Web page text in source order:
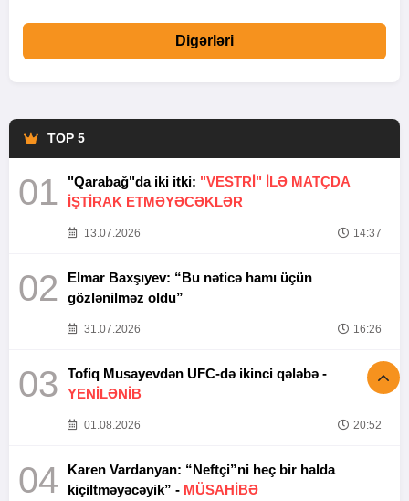
Digərləri
TOP 5
01 "Qarabağ"da iki itki: "VESTRİ" İLƏ MATÇDA
İŞTİRAK ETMƏYƏCƏKLƏR
13.07.2026 14:37
02
Elmar Baxşıyev: “Bu nəticə hamı üçün
gözlənilməz oldu”
31.07.2026 16:26
03
Tofiq Musayevdən UFC-də ikinci qələbə -
YENİLƏNİB
01.08.2026 20:52
04
Karen Vardanyan: “Neftçi”ni heç bir halda
kiçiltməyəcəyik” - MÜSAHİBƏ